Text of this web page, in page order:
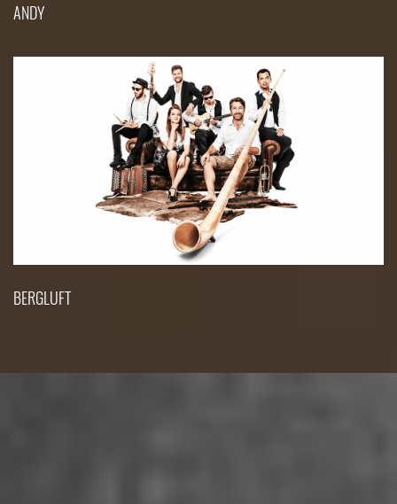
ANDY
BERGLUFT